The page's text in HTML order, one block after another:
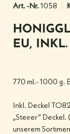
Art. -Nr.1058
EU,
770 ml.- 1000 g.
Inkl. Deckel
„Steirer“ Deckel.
unserem